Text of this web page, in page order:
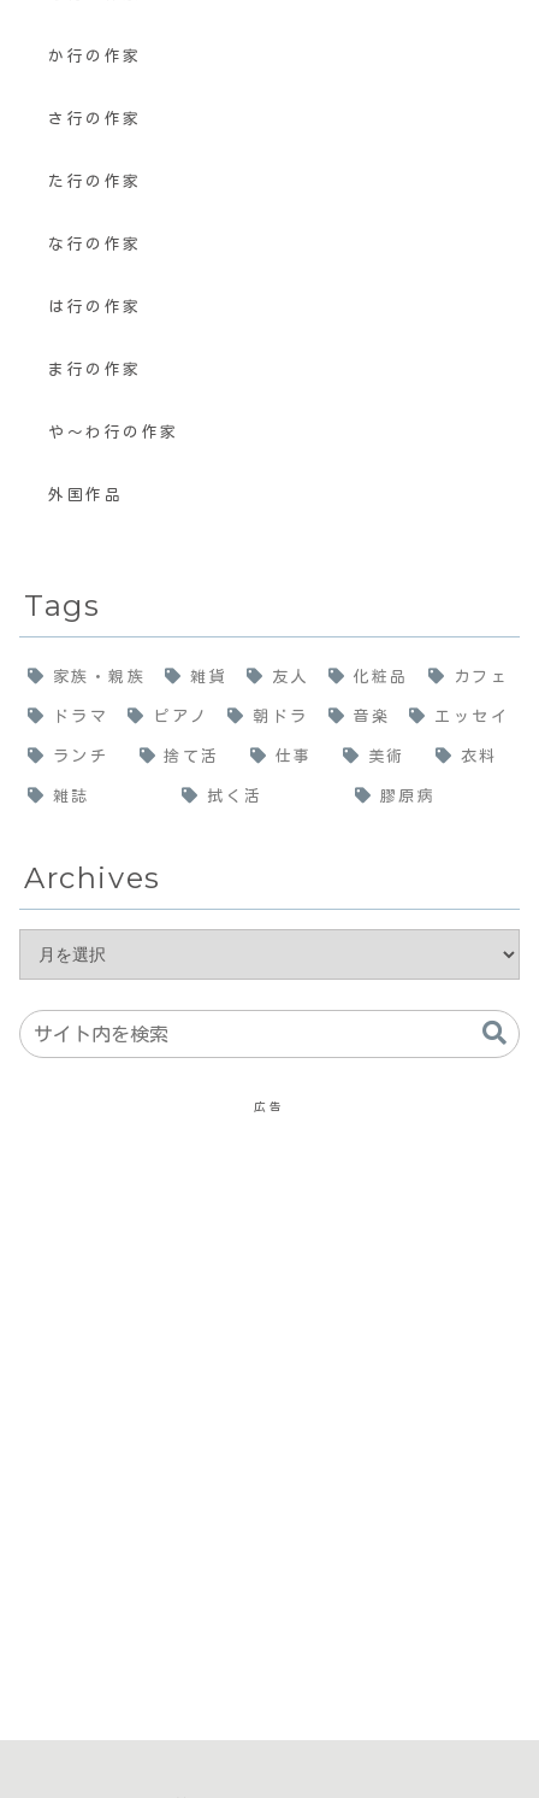
か行の作家
さ行の作家
た行の作家
な行の作家
は行の作家
ま行の作家
や〜わ行の作家
外国作品
Tags
家族・親族 雑貨 友人 化粧品 カフェ
ドラマ ピアノ 朝ドラ 音楽 エッセイ
ランチ 捨て活 仕事 美術 衣料
雑誌 拭く活 膠原病
Archives
広告